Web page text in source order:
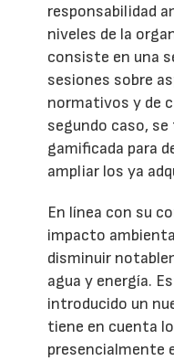
responsabilidad
niveles de la
consiste en una
sesiones sobre
normativos y de
segundo caso,
gamificada para
ampliar los ya
En línea con su
impacto
disminuir
agua y energía.
introducido un
tiene en cuenta
presencialmente